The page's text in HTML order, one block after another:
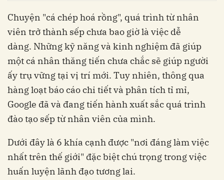
Chuyện "cá chép hoá rồng", quá trình từ nhân
viên trở thành sếp chưa bao giờ là việc dễ
dàng. Những kỹ năng và kinh nghiệm đã giúp
một cá nhân thăng tiến chưa chắc sẽ giúp người
ấy trụ vững tại vị trí mới. Tuy nhiên, thông qua
hàng loạt báo cáo chi tiết và phân tích tỉ mỉ,
Google đã và đang tiến hành xuất sắc quá trình
đào tạo sếp từ nhân viên của mình.
Dưới đây là 6 khía cạnh được "nơi đáng làm việc
nhất trên thế giới" đặc biệt chú trọng trong việc
huấn luyện lãnh đạo tương lai.